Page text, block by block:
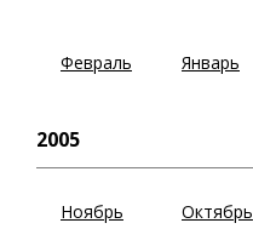
Февраль Январь
2005
Ноябрь Октябрь